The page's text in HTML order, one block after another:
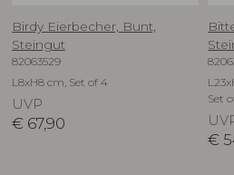
Birdy Eierbecher, Bunt,
Steingut
82063529
L8xH8 cm, Set of 4
UVP
€ 67,90
Set
€